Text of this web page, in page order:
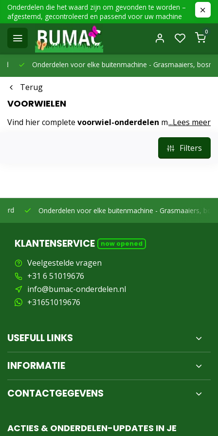
Onderdelen die het waard zijn om gevonden te worden –
afgestemd, gecontroleerd en passend voor uw machine
0
Onderdelen voor elke buitenmachine -Grasmaaiers,
Terug
VOORWIELEN
Vind hier complete voorwiel-onderdelen met velg en
Ontwikkeld voor nauwkeurig sturen en licht rollen.
...Lees meer
Filters
Onderdelen voor elke buitenmachine -Grasmaaiers,
KLANTENSERVICE now opened
Veelgestelde vragen
+31 6 51019676
info@bumac-onderdelen.nl
+31651019676
USEFULL LINKS
INFORMATIE
CONTACTGEGEVENS
ACTIES & ONDERDELEN-UPDATES IN JE